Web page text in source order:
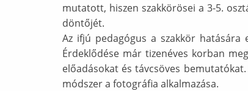
mutatott, hiszen szakkörösei a 3-5.
döntőjét.
Az ifjú pedagógus a szakkör
Érdeklődése már tizenéves korban
előadásokat és távcsöves
módszer a fotográfia alkalmazása.